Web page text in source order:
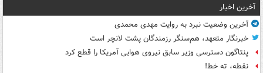
آخرین اخبار
آخرین وضعیت نبرد به روایت مهدی محمدی
خبرنگار متعهد، هم‌سنگر رزمندگان پشت لانچر است
پنتاگون دسترسی وزیر سابق نیروی هوایی آمریکا را قطع کرد
نقطه، ته خط!